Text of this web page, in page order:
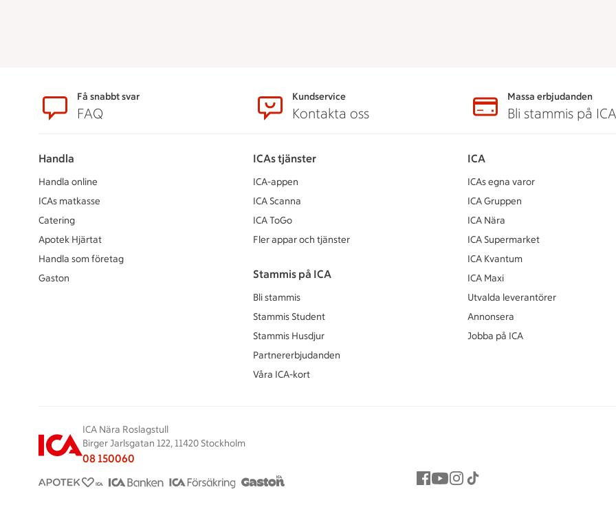
SidfotFå snabbt svar
FAQ
Kundservice
Kontakta oss
Massa erbjudanden
Bli stammis på ICA
Handla
Handla online
ICAs matkasse
Catering
Apotek Hjärtat
Handla som företag
Gaston
ICAs tjänster
ICA-appen
ICA Scanna
ICA ToGo
Fler appar och tjänster
Stammis på ICA
Bli stammis
Stammis Student
Stammis Husdjur
Partnererbjudanden
Våra ICA-kort
ICA
ICAs egna varor
ICA Gruppen
ICA Nära
ICA Supermarket
ICA Kvantum
ICA Maxi
Utvalda leverantörer
Annonsera
Jobba på ICA
ICA Nära Roslagstull
Birger Jarlsgatan 122, 11420 Stockholm
08 150060